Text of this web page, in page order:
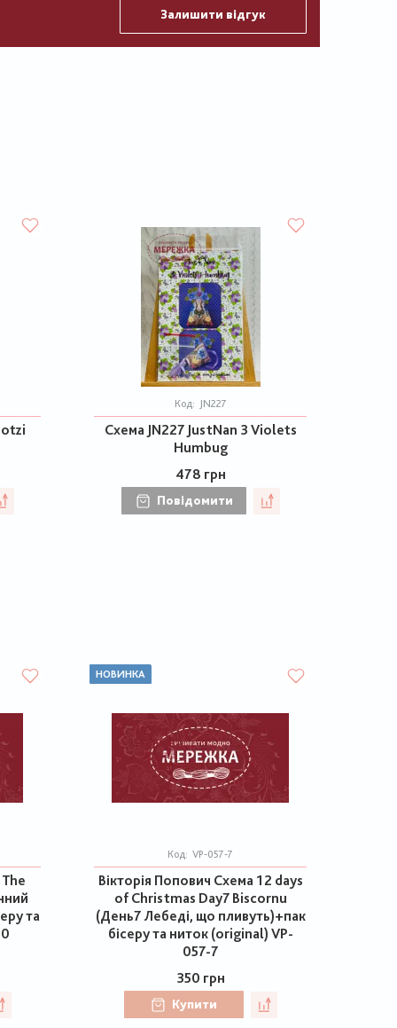
Залишити відгук
Код: JN227
Схема JN227 JustNan 3 Violets
Humbug
478 грн
Повідомити
та
НОВИНКА
Код: VP-057-7
Вікторія Попович Схема 12 days
of Christmas Day7 Biscornu
(День7 Лебеді, що пливуть)+пак
бісеру та ниток (original) VP-
057-7
350 грн
Купити